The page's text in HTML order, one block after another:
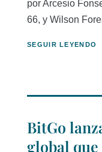
por Arcesio
66, y Wilson
SEGUIR LEYENDO
BitGo
global